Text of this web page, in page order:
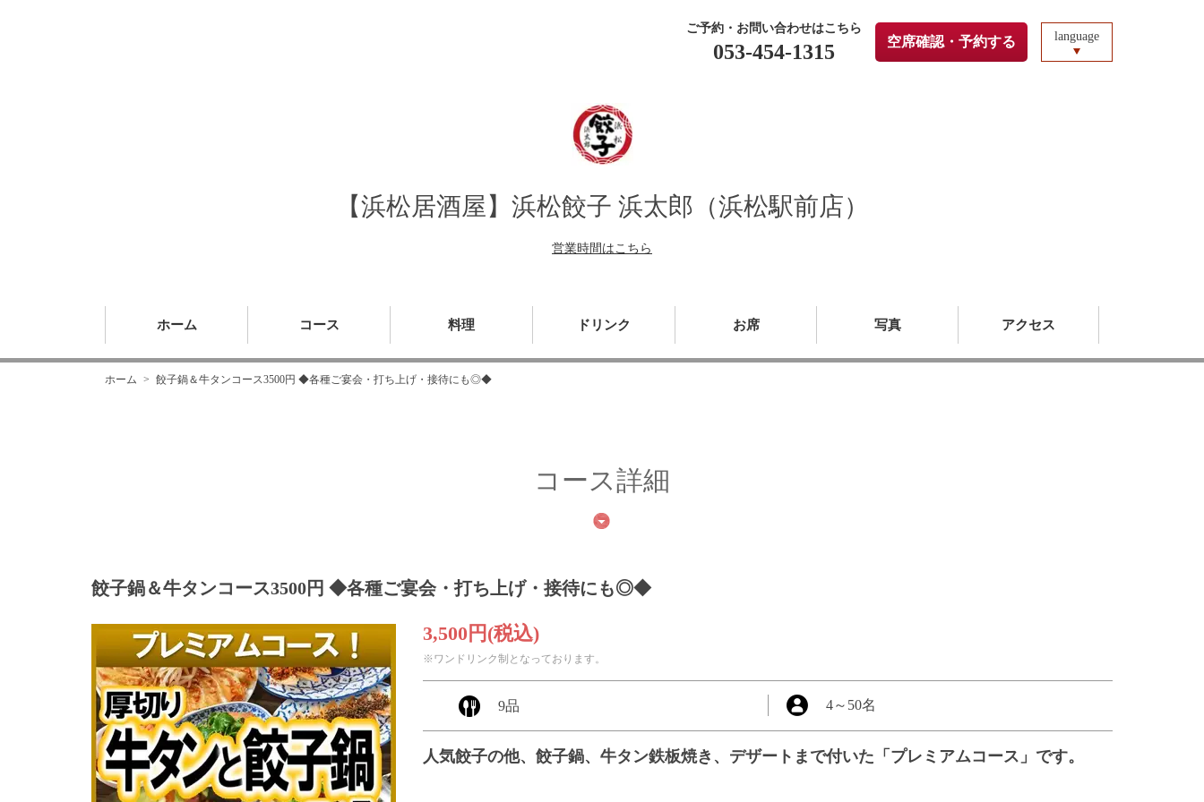
ご予約・お問い合わせはこちら
053-454-1315 空席確認・予約する language
【浜松居酒屋】浜松餃子 浜太郎（浜松駅前店）
営業時間はこちら
ホーム コース 料理 ドリンク お席 写真 アクセス
ホーム 餃子鍋＆牛タンコース3500円 ◆各種ご宴会・打ち上げ・接待にも◎◆
コース詳細
餃子鍋＆牛タンコース3500円 ◆各種ご宴会・打ち上げ・接待にも◎◆
3,500円 (税込)
※ワンドリンク制となっております。
9品 4～ 50名
人気餃子の他、餃子鍋、牛タン鉄板焼き、デザートまで付いた「プレミアムコース」です。